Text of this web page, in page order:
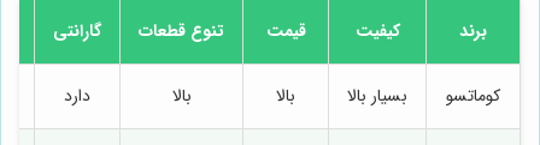
برند کیفیت قیمت تنوع قطعات گارانتی
کوماتسو بسیار بالا بالا بالا دارد